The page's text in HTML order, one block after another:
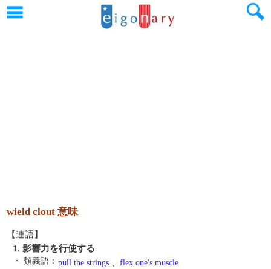
wield clout 意味
【連語】
1. 影響力を行使する
・ 類義語： pull the strings 、 flex one's muscle